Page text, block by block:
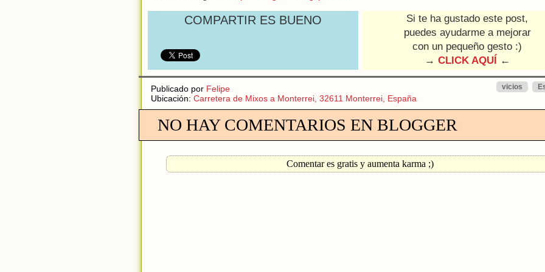
COMPARTIR ES BUENO
Si te ha gustado este post,
puedes ayudarme a mejorar
con un pequeño gesto :)
→ CLICK AQUÍ ←
Publicado por Felipe vicios
Ubicación: Carretera de Mixos a Monterrei, 32611 Monterrei, España
NO HAY COMENTARIOS EN BLOGGER
Comentar es gratis y aumenta karma ;)